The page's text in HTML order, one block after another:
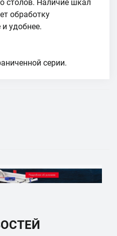
столов. Наличие шкал
обработку
удобнее.
серии.